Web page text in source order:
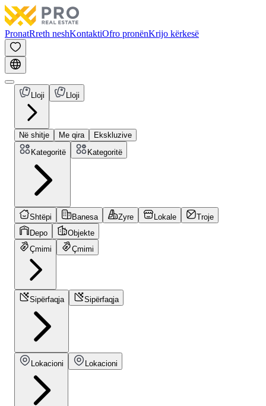
PronatRreth neshKontaktiOfro pronënKrijo kërkesë
Lloji Lloji
Në shitje Me qira
Ekskluzive
Kategoritë
Kategoritë
Shtëpi Banesa Zyre Lokale
Troje
Depo
Objekte
Çmimi
Çmimi
Sipërfaqja Sipërfaqja
Lokacioni Lokacioni